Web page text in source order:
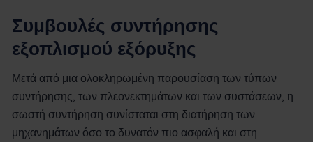
Συμβουλές συντήρησης
εξοπλισμού εξόρυξης
Μετά από μια ολοκληρωμένη παρουσίαση των τύπων
συντήρησης, των πλεονεκτημάτων και των συστάσεων, η
σωστή συντήρηση συνίσταται στη διατήρηση των
μηχανημάτων όσο το δυνατόν πιο ασφαλή και στη